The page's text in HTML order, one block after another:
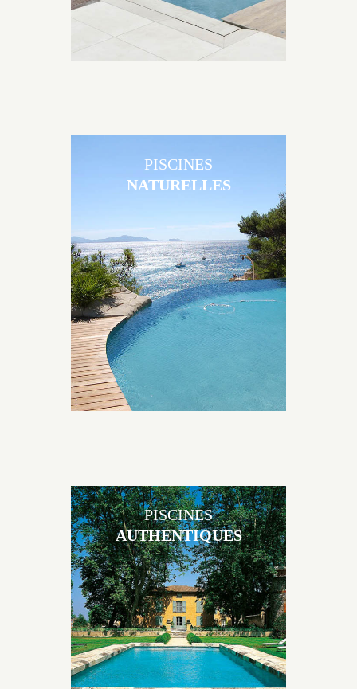
Les piscines en béton naturelles Jacques Brens sont
originales, elles s’intègrent parfaitement à leur
environnement grâce à un jeu de volume et de
matière sur-mesure conçu par notre bureau d’étude
spécialisé.
PISCINES
NATURELLES
Les piscines en béton authentiques Jacques Brens se
démarquent par la noblesse des matériaux
utilisés pour garder un aspect ancien, retrouver une
patine naturelle ou créer un ornement de pierres de
taille.
PISCINES
AUTHENTIQUES